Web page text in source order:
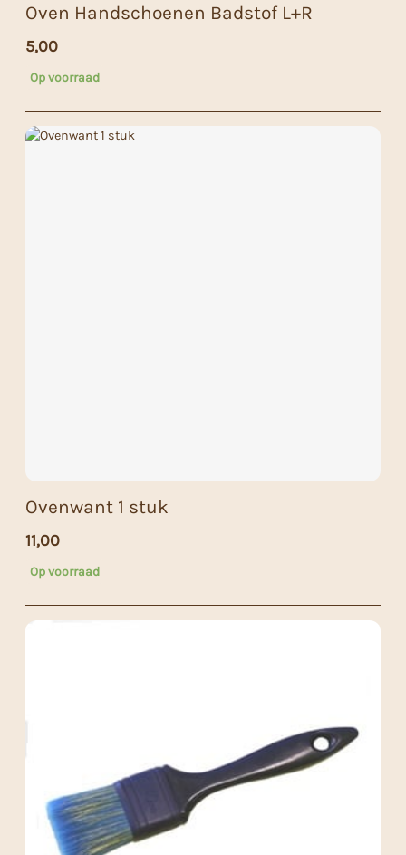
Oven Handschoenen Badstof L+R
5,00
Op voorraad
Ovenwant 1 stuk
11,00
Op voorraad